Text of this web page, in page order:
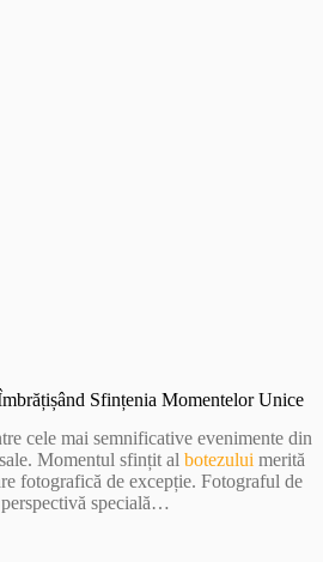
Sfințenia Momentelor Unice
cele mai semnificative evenimente din
Momentul sfințit al botezului merită
fotografică de excepție. Fotograful de
specială…